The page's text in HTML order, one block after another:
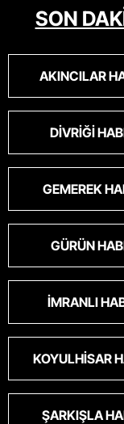
SON
AKINCILAR
DIVRIĞI
GEMEREK
GÜRÜN
İMRANLI
KOYULHISAR
ŞARKIŞLA